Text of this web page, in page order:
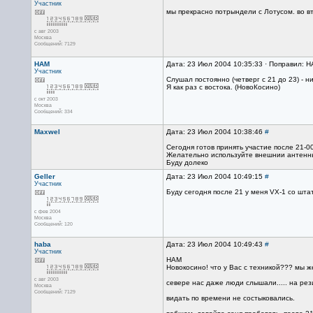
Участник
с авг 2003
Москва
Сообщений: 7129
мы прекрасно потрындели с Лотусом. во
HAM
Участник
с окт 2003
Москва
Сообщений: 334
Дата: 23 Июл 2004 10:35:33 · Поправил:
Cлушал постоянно (четверг с 21 до 23) -
Я как раз с востока. (НовоКосино)
Maxwel Дата: 23 Июл 2004 10:38:46 #
Сегодня готов принять участие после 21-
Желательно используйте внешнии
Буду долеко
Geller
Участник
с фев 2004
Москва
Сообщений: 120
Дата: 23 Июл 2004 10:49:15 #
Буду сегодня после 21 у меня VX-1 со
haba
Участник
с авг 2003
Москва
Сообщений: 7129
Дата: 23 Июл 2004 10:49:43 #
HAM
Новокосино! что у Вас с техникой??? мы
севере нас даже люди слышали..... на
видать по времени не состыковались.